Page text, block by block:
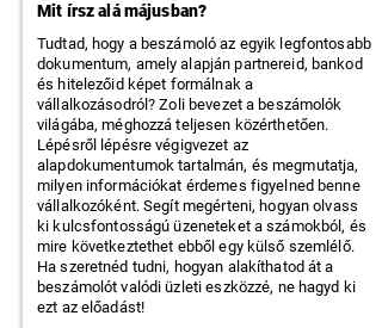
Mit írsz alá májusban?
Tudtad, hogy a beszámoló az egyik legfontosabb
dokumentum, amely alapján partnereid, bankod
és hitelezőid képet formálnak a
vállalkozásodról? Zoli bevezet a beszámolók
világába, méghozzá teljesen közérthetően.
Lépésről lépésre végigvezet az
alapdokumentumok tartalmán, és megmutatja,
milyen információkat érdemes figyelned benne
vállalkozóként. Segít megérteni, hogyan olvass
ki kulcsfontosságú üzeneteket a számokból, és
mire következtethet ebből egy külső szemlélő.
Ha szeretnéd tudni, hogyan alakíthatod át a
beszámolót valódi üzleti eszközzé, ne hagyd ki
ezt az előadást!